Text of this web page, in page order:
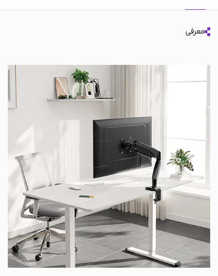
معرفی